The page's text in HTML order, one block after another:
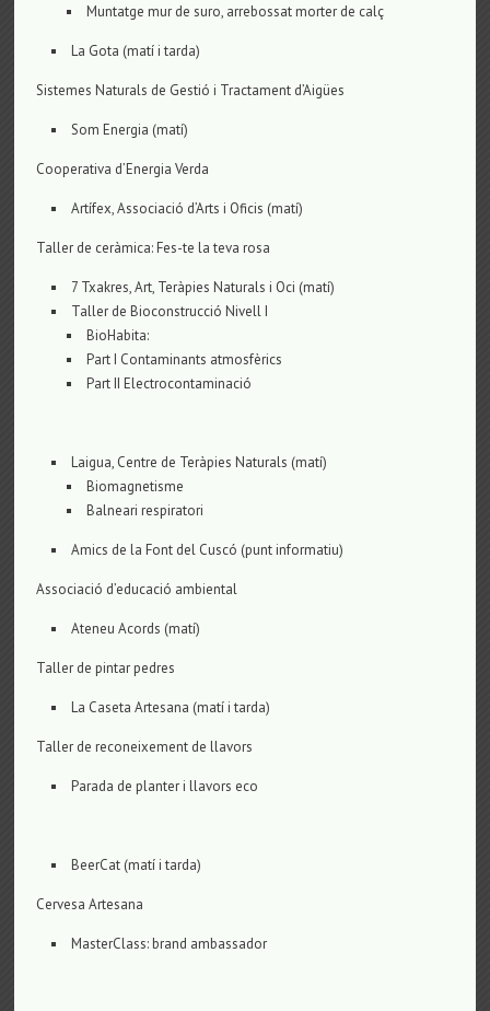
Muntatge mur de suro, arrebossat morter de calç
La Gota (matí i tarda)
Sistemes Naturals de Gestió i Tractament d’Aigües
Som Energia (matí)
Cooperativa d’Energia Verda
Artífex, Associació d’Arts i Oficis (matí)
Taller de ceràmica: Fes-te la teva rosa
7 Txakres, Art, Teràpies Naturals i Oci (matí)
Taller de Bioconstrucció Nivell I
BioHabita:
Part I Contaminants atmosfèrics
Part II Electrocontaminació
Laigua, Centre de Teràpies Naturals (matí)
Biomagnetisme
Balneari respiratori
Amics de la Font del Cuscó (punt informatiu)
Associació d’educació ambiental
Ateneu Acords (matí)
Taller de pintar pedres
La Caseta Artesana (matí i tarda)
Taller de reconeixement de llavors
Parada de planter i llavors eco
BeerCat (matí i tarda)
Cervesa Artesana
MasterClass: brand ambassador